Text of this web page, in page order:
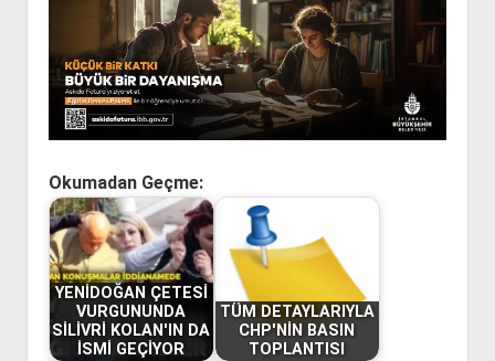
Okumadan Geçme:
YENİDOĞAN ÇETESİ
VURGUNUNDA
SİLİVRİ KOLAN'IN DA
İSMİ GEÇİYOR
TÜM DETAYLARIYLA
CHP'NİN BASIN
TOPLANTISI